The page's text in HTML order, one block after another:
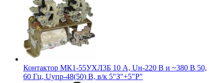
Контактор МК1-55УХЛ3Б 10 А, Uн-220 В и ~380 В 50,
60 Гц, Uупр-48(50) В, в/к 5"З"+5"Р"